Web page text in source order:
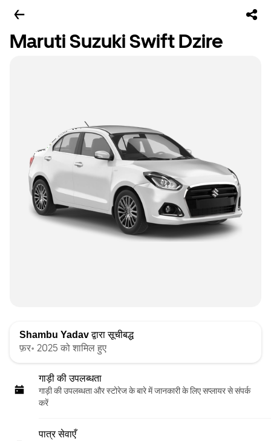
Maruti Suzuki Swift Dzire
Shambu Yadavद्वारा सूचीबद्ध
फ़र॰ 2025 को शामिल हुए
गाड़ी की उपलब्धता
गाड़ी की उपलब्धता और स्‍टोरेज के बारे में जानकारी के लिए सप्लायर से संपर्क
करें
पात्र सेवाएँ